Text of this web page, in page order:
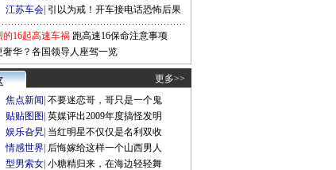
江苏车会 引以为戒！开车接电话恐怖后果
的16起高速车祸 跑高速16保命注意事项
奢华？各国领导人座驾一览
更多>>
焦点新闻 不要迷恋哥，哥只是一个鬼
贴贴图图 英媒评出2009年度搞怪发明
娱乐旮旯 当红明星不仅仅是名利双收
情感世界 后悔嫁给这样一个山西男人
型男索女 小糖精归来，在海边轻轻舞